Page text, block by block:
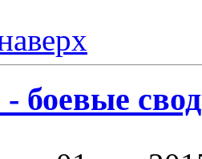
боевые